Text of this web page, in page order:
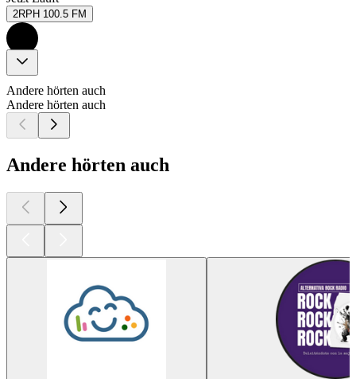
2RPH 100.5 FM
Andere hörten auch
Andere hörten auch
Andere hörten auch